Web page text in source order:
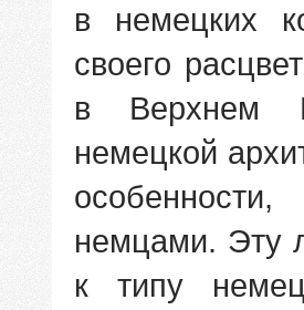
в немецких
своего
в Верхнем
немецкой
немцами. Эту
к типу